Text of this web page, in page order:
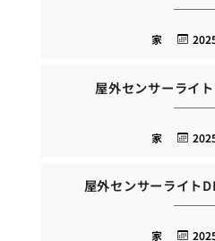
家
屋外センサーライ
家
屋外センサーライト
家